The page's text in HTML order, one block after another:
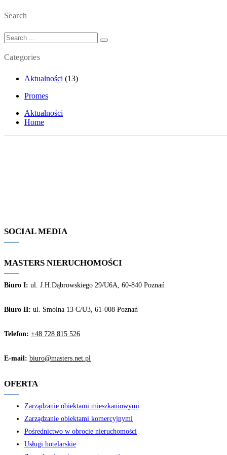
Search
Categories
Aktualności (13)
Promes
Aktualności
Home
SOCIAL MEDIA
MASTERS NIERUCHOMOŚCI
Biuro I: ul. J.H.Dąbrowskiego 29/U6A, 60-840 Poznań
Biuro II: ul. Smolna 13 C/U3, 61-008 Poznań
Telefon: +48 728 815 526
E-mail: biuro@masters.net.pl
OFERTA
Zarządzanie obiektami mieszkaniowymi
Zarządzanie obiektami komercyjnymi
Pośrednictwo w obrocie nieruchomości
Usługi hotelarskie